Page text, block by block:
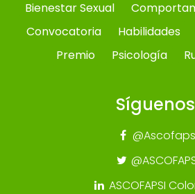
Bienestar Sexual
Convocatoria
Habilidades
Premio
Psicología
Síguenos
ASCOFAPSI